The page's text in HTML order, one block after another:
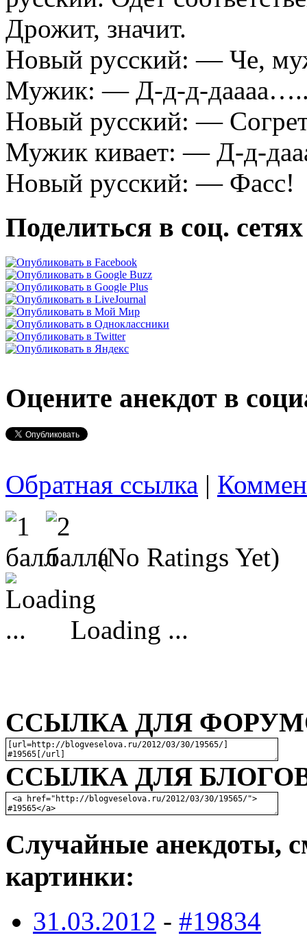
Дрожит, значит.
Новый русский: — Че,
Мужик: — Д-д-д-
Новый русский: —
Мужик кивает: — Д-д-
Новый русский: — Фасс!
Поделиться в соц. сетях
Оцените анекдот в
Обратная ссылка |
(No Ratings Yet)
Loading ...
ССЫЛКА ДЛЯ
ССЫЛКА ДЛЯ БЛОГОВ
Случайные анекдоты,
картинки:
31.03.2012 - #19834